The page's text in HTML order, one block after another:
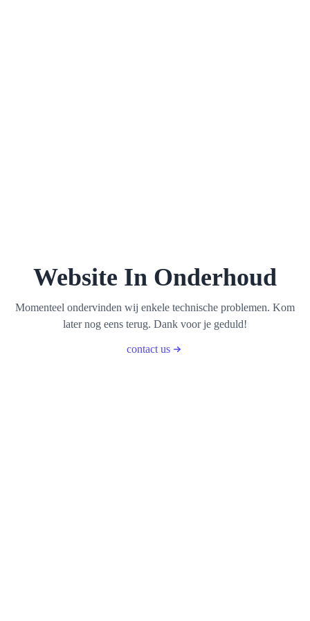
Website In Onderhoud
Momenteel ondervinden wij enkele technische problemen. Kom
later nog eens terug. Dank voor je geduld!
contact us